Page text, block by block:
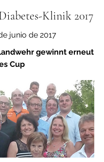
Klinik 2017
junio de 2017
gewinnt erneut
Cup